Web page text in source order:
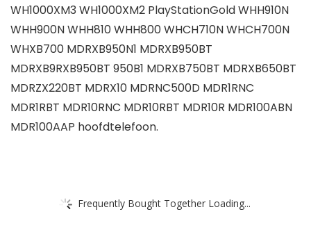
WH1000XM3 WH1000XM2 PlayStationGold WHH910N
WHH900N WHH810 WHH800 WHCH710N WHCH700N
WHXB700 MDRXB950N1 MDRXB950BT
MDRXB9RXB950BT 950B1 MDRXB750BT MDRXB650BT
MDRZX220BT MDRX10 MDRNC500D MDR1RNC
MDR1RBT MDR10RNC MDR10RBT MDR10R MDR100ABN
MDR100AAP hoofdtelefoon.
Frequently Bought Together Loading...